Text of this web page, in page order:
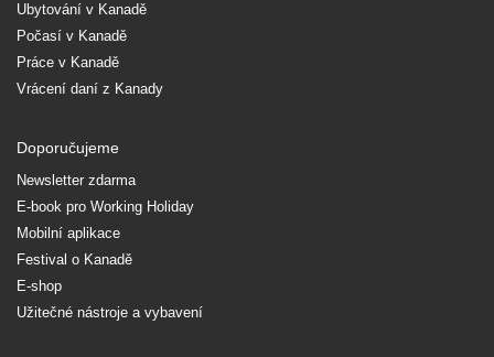
Ubytování v Kanadě
Počasí v Kanadě
Práce v Kanadě
Vrácení daní z Kanady
Doporučujeme
Newsletter zdarma
E-book pro Working Holiday
Mobilní aplikace
Festival o Kanadě
E-shop
Užitečné nástroje a vybavení